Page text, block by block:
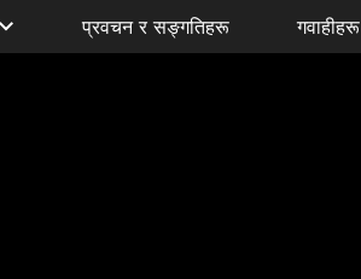
प्रवचन र सङ्गतिहरू गवाहीहरू